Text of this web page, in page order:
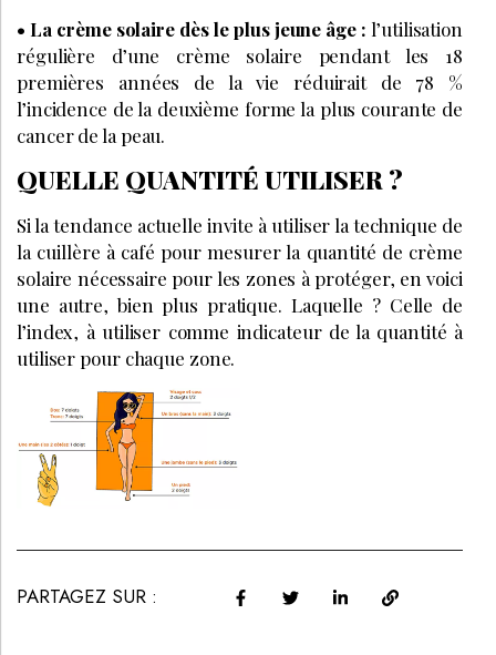
• La crème solaire dès le plus jeune âge : l’utilisation
régulière d’une crème solaire pendant les 18
premières années de la vie réduirait de 78 %
l’incidence de la deuxième forme la plus courante de
cancer de la peau.
QUELLE QUANTITÉ UTILISER ?
Si la tendance actuelle invite à utiliser la technique de
la cuillère à café pour mesurer la quantité de crème
solaire nécessaire pour les zones à protéger, en voici
une autre, bien plus pratique. Laquelle ? Celle de
l’index, à utiliser comme indicateur de la quantité à
utiliser pour chaque zone.
PARTAGEZ SUR :